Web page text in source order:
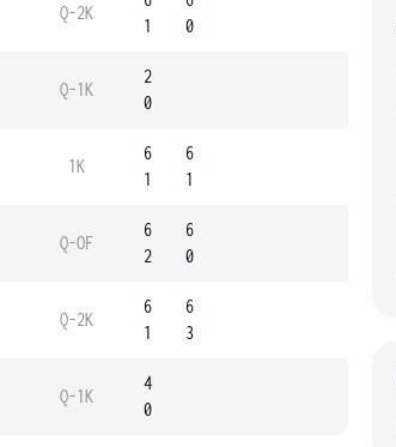
Q-2K
1
0
Q-1K
2
0
1K
6
1
6
1
Q-OF
6
2
6
0
Q-2K
6
1
6
3
Q-1K
4
0